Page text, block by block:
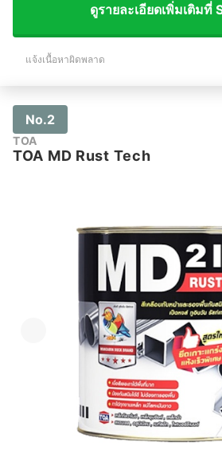
ดูรายละเอียดเพิ่มเติมที่
แจ้งเนื้อหาผิดพลาด
No.2
TOA
TOA MD Rust Tech